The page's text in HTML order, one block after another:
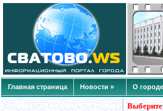
Главная страница Новости » О